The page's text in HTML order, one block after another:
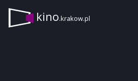
kino.krakow.pl